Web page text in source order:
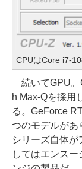
CPUはCore i7-
続いてGPU。
h Max-Qを採用
る。GeForce
つのモデルがあ
シリーズ自体
してはエンス